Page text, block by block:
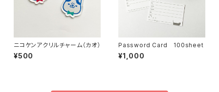
ニコケンアクリルチャーム（カオ）
¥500
Password Card 100sheet
¥1,000